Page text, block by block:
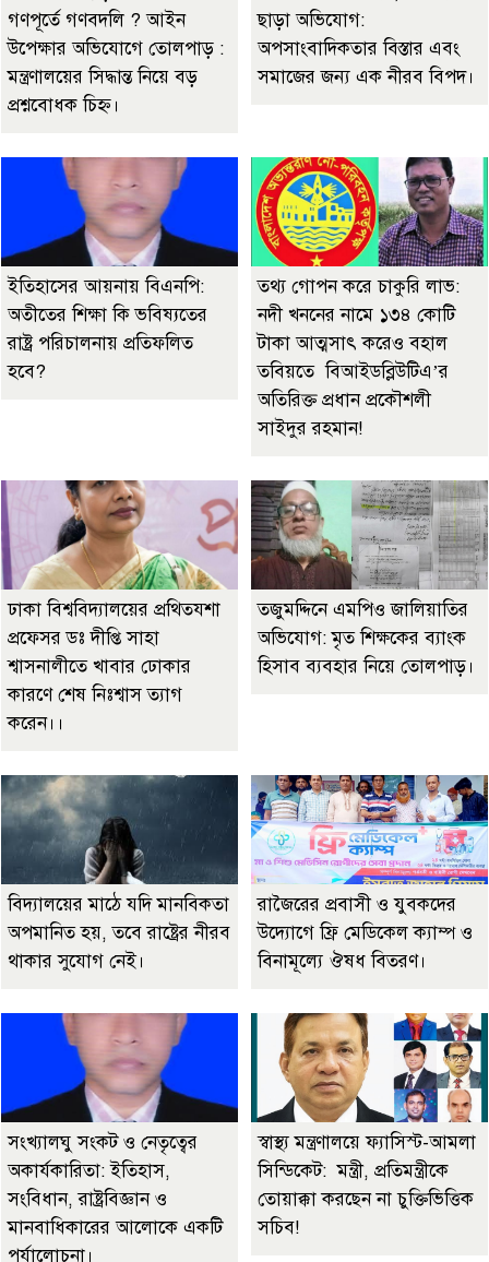
গণপূর্তে গণবদলি ? আইন
উপেক্ষার অভিযোগে তোলপাড় :
মন্ত্রণালয়ের সিদ্ধান্ত নিয়ে বড়
প্রশ্নবোধক চিহ্ন।
ছাড়া অভিযোগ:
অপসাংবাদিকতার বিস্তার এবং
সমাজের জন্য এক নীরব বিপদ।
ইতিহাসের আয়নায় বিএনপি:
অতীতের শিক্ষা কি ভবিষ্যতের
রাষ্ট্র পরিচালনায় প্রতিফলিত
হবে?
তথ্য গোপন করে চাকুরি লাভ:
নদী খননের নামে ১৩৪ কোটি
টাকা আত্মসাৎ করেও বহাল
তবিয়তে বিআইডব্লিউটিএ’র
অতিরিক্ত প্রধান প্রকৌশলী
সাইদুর রহমান!
ঢাকা বিশ্ববিদ্যালয়ের প্রথিতযশা
প্রফেসর ডঃ দীপ্তি সাহা
শ্বাসনালীতে খাবার ঢোকার
কারণে শেষ নিঃশ্বাস ত্যাগ
করেন।।
তজুমদ্দিনে এমপিও জালিয়াতির
অভিযোগ: মৃত শিক্ষকের ব্যাংক
হিসাব ব্যবহার নিয়ে তোলপাড়।
বিদ্যালয়ের মাঠে যদি মানবিকতা
অপমানিত হয়, তবে রাষ্ট্রের নীরব
থাকার সুযোগ নেই।
রাজৈরের‌ প্রবাসী ও যুবকদের
উদ্যোগে ফ্রি মেডিকেল ক্যাম্প ও
বিনামূল্যে ঔষধ বিতরণ।
সংখ্যালঘু সংকট ও নেতৃত্বের
অকার্যকারিতা: ইতিহাস,
সংবিধান, রাষ্ট্রবিজ্ঞান ও
মানবাধিকারের আলোকে একটি
পর্যালোচনা।
স্বাস্থ্য মন্ত্রণালয়ে ফ্যাসিস্ট-আমলা
সিন্ডিকেট: মন্ত্রী, প্রতিমন্ত্রীকে
তোয়াক্কা করছেন না চুক্তিভিত্তিক
সচিব!